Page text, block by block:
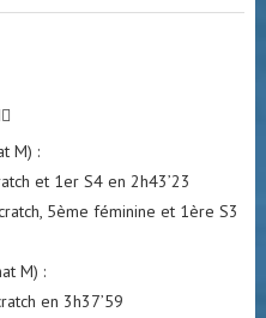
et 1er S4 en 2h43’23
M) :
en 3h37’59